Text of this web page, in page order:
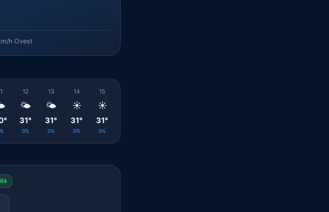
h Ovest
12
🌤️
31°
0%
13
🌤️
31°
0%
14
☀️
31°
0%
15
☀️
31°
0%